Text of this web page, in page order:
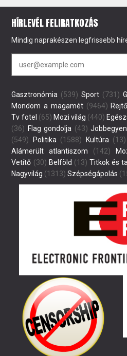
HÍRLEVÉL FELIRATKOZÁS
Mindig naprakészen legfrissebb
Gasztronómia (539) Sport (731)
Mondom a magamét(9464)
Tv fotel (65) Mozi világ (440)
(36) Flag gondolja (43)
(549)
Politika (1588) Kultúra (13)
Alámerült atlantiszom (142)
Vetítő (30) Belföld (13) Titkok és
Nagyvilág (1313) Szépségápolás